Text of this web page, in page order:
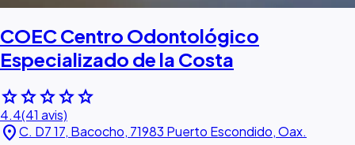
COEC Centro Odontológico
Especializado de la Costa
starstarstarstarstar
4.4(41 avis)
location_onC. D7 17, Bacocho, 71983 Puerto Escondido, Oax.